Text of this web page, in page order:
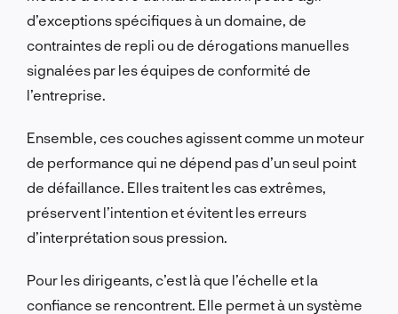
d’exceptions spécifiques à un domaine, de
contraintes de repli ou de dérogations manuelles
signalées par les équipes de conformité de
l’entreprise.
Ensemble, ces couches agissent comme un moteur
de performance qui ne dépend pas d’un seul point
de défaillance. Elles traitent les cas extrêmes,
préservent l’intention et évitent les erreurs
d’interprétation sous pression.
Pour les dirigeants, c’est là que l’échelle et la
confiance se rencontrent. Elle permet à un système